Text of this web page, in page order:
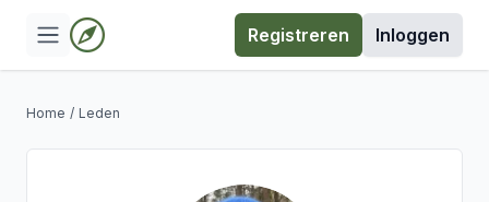
Registreren Inloggen
Home / Leden